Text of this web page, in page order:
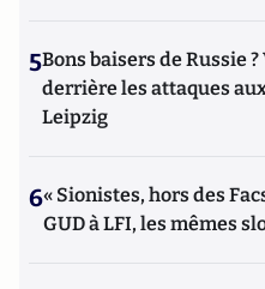
5Bons baisers de Russie
derrière les attaques
Leipzig
6« Sionistes, hors des
GUD à LFI, les mêmes